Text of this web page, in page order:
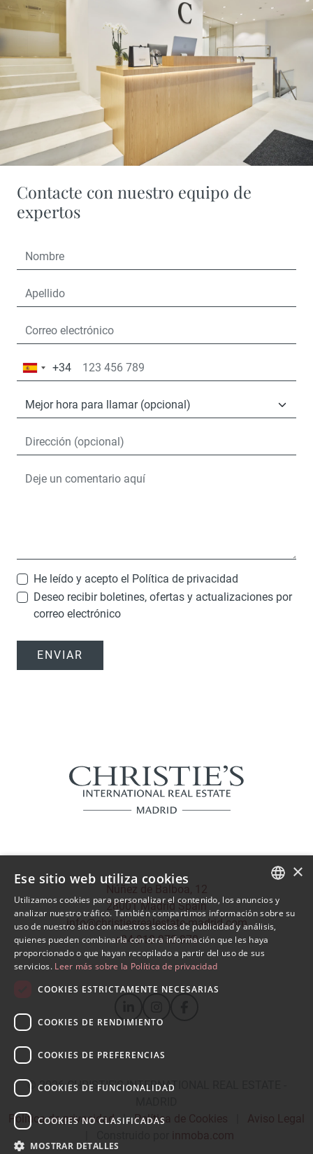
Contacte con nuestro equipo de
expertos
España
+34
He leído y acepto el Política de privacidad
Deseo recibir boletines, ofertas y actualizaciones por
correo electrónico
ENVIAR
Núñez de Balboa, 12
28001 Madrid Spain
info@christiesrealestate-madrid.com
+34 910 970 970
© 2026CHRISTIE'S INTERNATIONAL REAL ESTATE -
Política de privacidad
| Política de Cookies
Aviso Legal
inmoba.com
SPANISH
ENGLISH
×
Ese sitio web utiliza cookies
Utilizamos cookies para personalizar el contenido, los anuncios y
analizar nuestro tráfico. También compartimos información sobre su
uso de nuestro sitio con nuestros socios de publicidad y análisis,
quienes pueden combinarla con otra información que les haya
proporcionado o que hayan recopilado a partir del uso de sus
servicios. Leer más sobre la Política de privacidad
COOKIES ESTRICTAMENTE NECESARIAS
COOKIES DE RENDIMIENTO
COOKIES DE PREFERENCIAS
COOKIES DE FUNCIONALIDAD
COOKIES NO CLASIFICADAS
MOSTRAR DETALLES